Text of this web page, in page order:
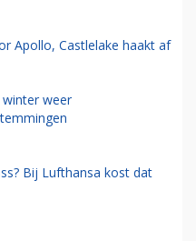
Apollo, Castlelake haakt af
weer
Bij Lufthansa kost dat